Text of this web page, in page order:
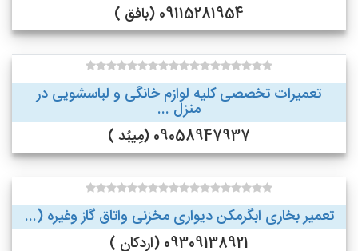
09115281954 (بافق )
تعمیرات تخصصی کلیه لوازم خانگی و لباسشویی در
منزل ...
09058947937 (مِیبُد )
تعمیر بخاری ابگرمکن دیواری مخزنی واتاق گاز وغیره (...
09309138921 (اردکان )